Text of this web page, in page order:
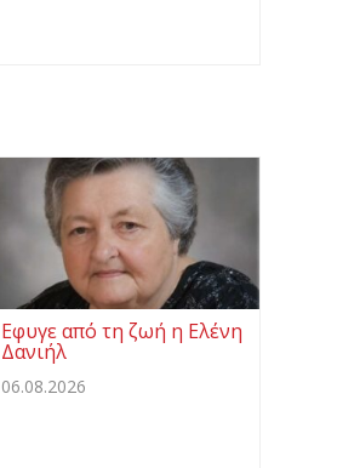
Εφυγε από τη ζωή η Ελένη
Δανιήλ
06.08.2026